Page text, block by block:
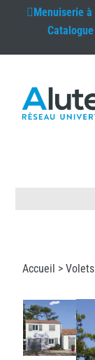
Menuiserie à
Catalogue
Accueil > Volets